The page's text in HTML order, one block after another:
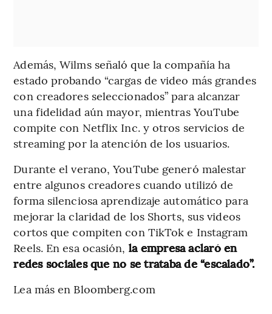
Además, Wilms señaló que la compañía ha
estado probando “cargas de video más grandes
con creadores seleccionados” para alcanzar
una fidelidad aún mayor, mientras YouTube
compite con Netflix Inc. y otros servicios de
streaming por la atención de los usuarios.
Durante el verano, YouTube generó malestar
entre algunos creadores cuando utilizó de
forma silenciosa aprendizaje automático para
mejorar la claridad de los Shorts, sus videos
cortos que compiten con TikTok e Instagram
Reels. En esa ocasión, la empresa aclaró en
redes sociales que no se trataba de “escalado”.
Lea más en Bloomberg.com